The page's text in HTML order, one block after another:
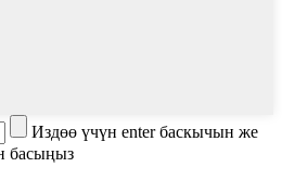
Издөө үчүн enter баскычын же
басыңыз